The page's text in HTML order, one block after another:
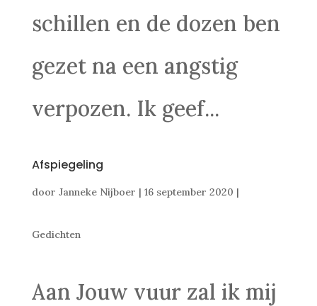
schillen en de dozen ben
gezet na een angstig
verpozen. Ik geef...
Afspiegeling
door Janneke Nijboer | 16 september 2020 |
Gedichten
Aan Jouw vuur zal ik mij